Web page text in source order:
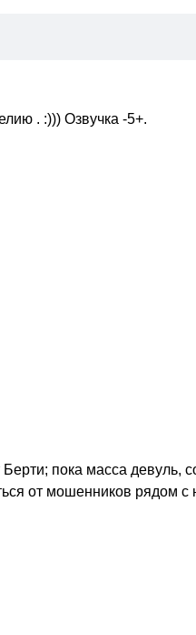
. :))) Озвучка -5+.
пока масса девуль,
от мошенников рядом с